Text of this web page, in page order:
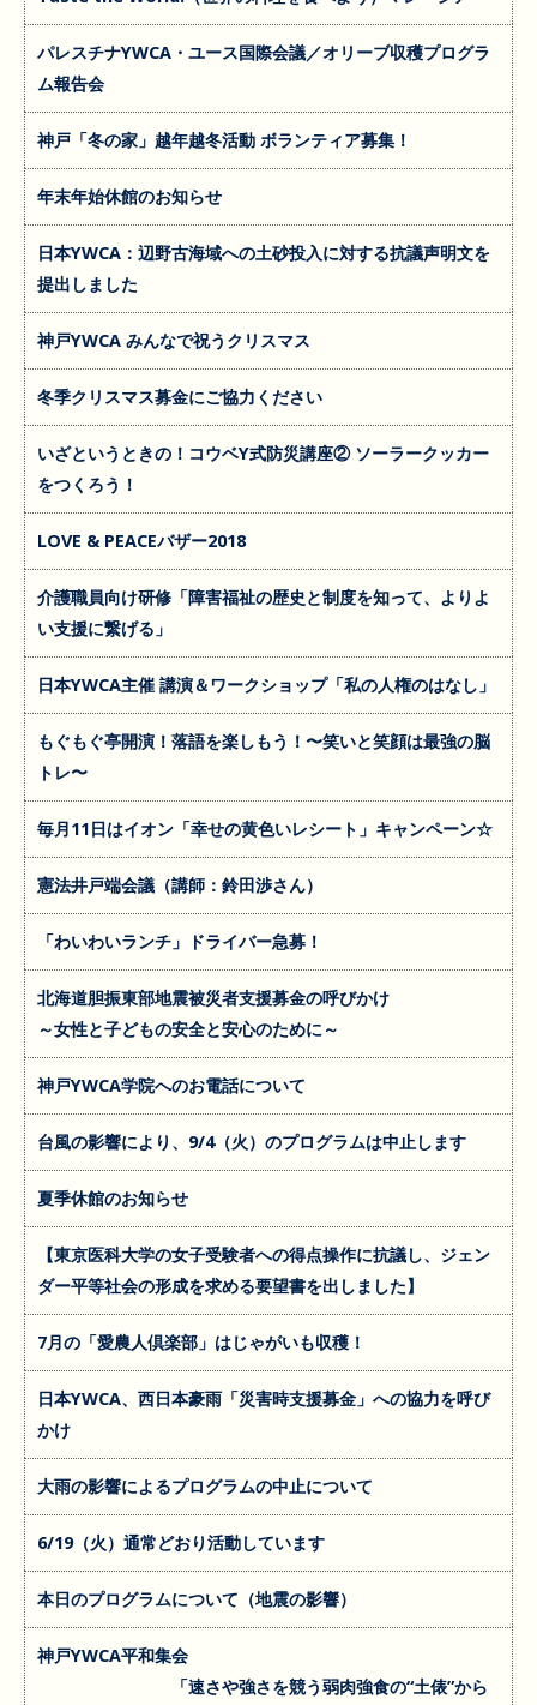
パレスチナYWCA・ユース国際会議／オリーブ収穫プログラ
ム報告会
神戸「冬の家」越年越冬活動 ボランティア募集！
年末年始休館のお知らせ
日本YWCA：辺野古海域への土砂投入に対する抗議声明文を
提出しました
神戸YWCA みんなで祝うクリスマス
冬季クリスマス募金にご協力ください
いざというときの！コウベY式防災講座② ソーラークッカー
をつくろう！
LOVE & PEACEバザー2018
介護職員向け研修「障害福祉の歴史と制度を知って、よりよ
い支援に繋げる」
日本YWCA主催 講演＆ワークショップ「私の人権のはなし」
もぐもぐ亭開演！落語を楽しもう！〜笑いと笑顔は最強の脳
トレ〜
毎月11日はイオン「幸せの黄色いレシート」キャンペーン☆
憲法井戸端会議（講師：鈴田渉さん）
「わいわいランチ」ドライバー急募！
北海道胆振東部地震被災者支援募金の呼びかけ
～女性と子どもの安全と安心のために～
神戸YWCA学院へのお電話について
台風の影響により、9/4（火）のプログラムは中止します
夏季休館のお知らせ
【東京医科大学の女子受験者への得点操作に抗議し、ジェン
ダー平等社会の形成を求める要望書を出しました】
7月の「愛農人倶楽部」はじゃがいも収穫！
日本YWCA、西日本豪雨「災害時支援募金」への協力を呼び
かけ
大雨の影響によるプログラムの中止について
6/19（火）通常どおり活動しています
本日のプログラムについて（地震の影響）
神戸YWCA平和集会
「速さや強さを競う弱肉強食の“土俵”から